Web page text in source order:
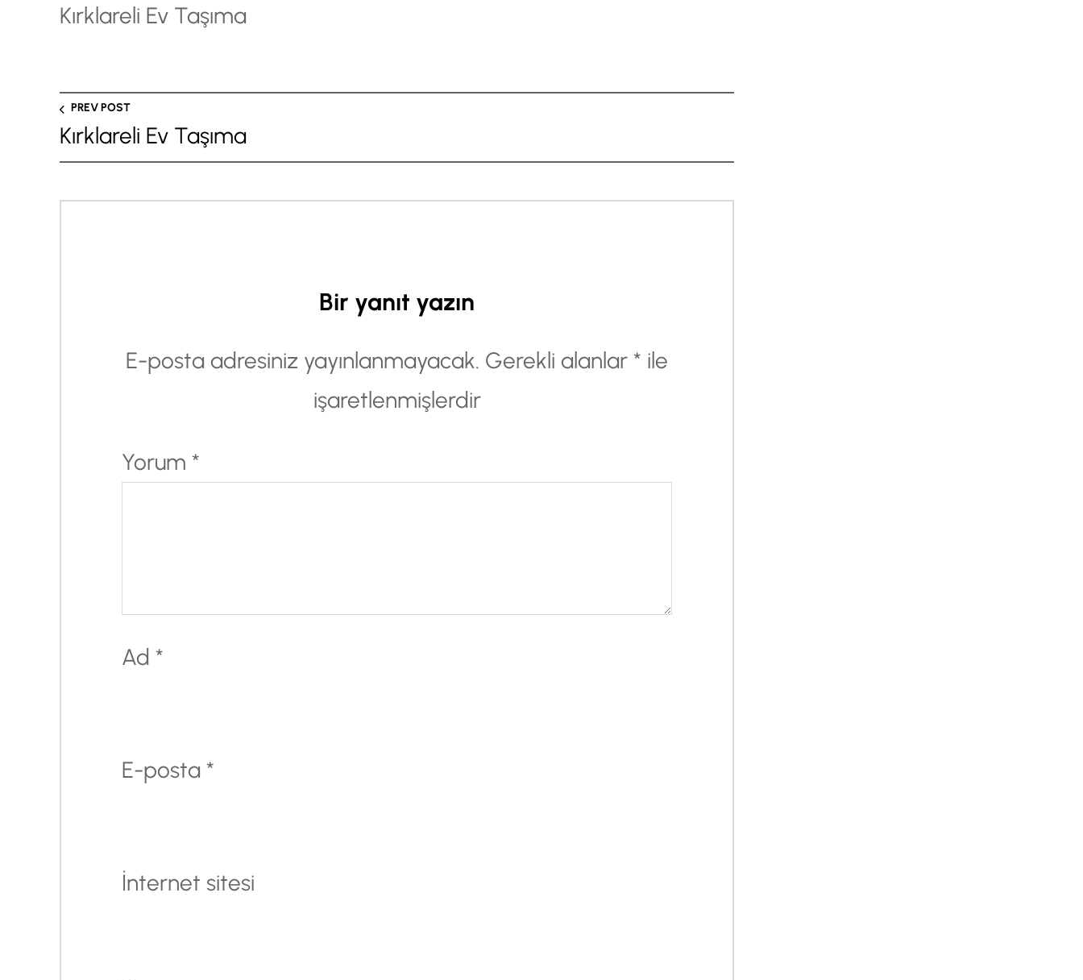
Kırklareli Ev Taşıma
PREV POST
Kırklareli Ev Taşıma
Bir yanıt yazın
E-posta adresiniz yayınlanmayacak. Gerekli alanlar* ile
işaretlenmişlerdir
Yorum *
Ad *
E-posta *
İnternet sitesi